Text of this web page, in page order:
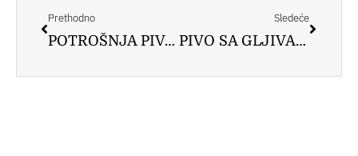
Prethodno
POTROŠNJA PIVA U EVROPI: Nemci najveći proizvođači piva, ali Česi najviše potrošači
Sledeće
PIVO SA GLJIVAMA: Da li je na pomolu novi hit